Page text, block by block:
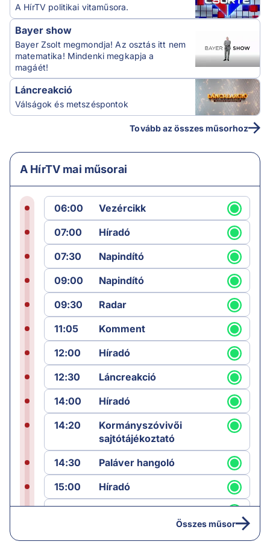
A HírTV politikai vitaműsora.
Bayer show
Bayer Zsolt megmondja! Az osztás itt nem
matematika! Mindenki megkapja a
magáét!
Láncreakció
Válságok és metszéspontok
Tovább az összes műsorhoz
A HírTV mai műsorai
06:00
Vezércikk
07:00
Híradó
07:30
Napindító
09:00
Napindító
09:30
Radar
11:05
Komment
12:00
Híradó
12:30
Láncreakció
14:00
Híradó
14:20
Kormányszóvivői
sajtótájékoztató
14:30
Paláver hangoló
15:00
Híradó
Összes műsor